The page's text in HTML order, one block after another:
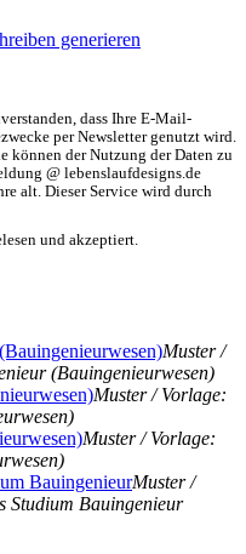
generieren
dass Ihre E-Mail-
per Newsletter genutzt wird.
können der Nutzung der Daten zu
@ lebenslaufdesigns.de
alt. Dieser Service wird durch
und akzeptiert.
Muster /
(Bauingenieurwesen)
Muster / Vorlage:
Muster / Vorlage:
Muster /
Studium Bauingenieur